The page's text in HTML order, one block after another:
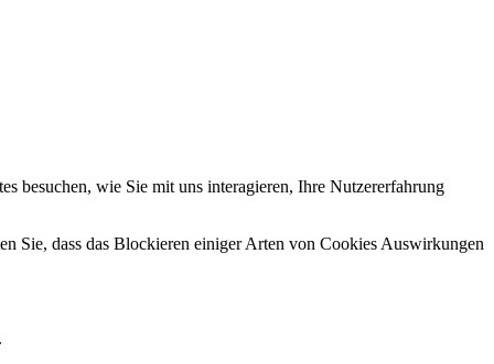
besuchen, wie Sie mit uns interagieren, Ihre Nutzererfahrung
Sie, dass das Blockieren einiger Arten von Cookies Auswirkungen